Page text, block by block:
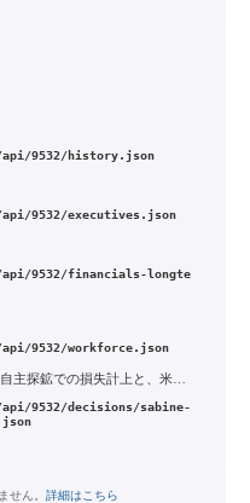
9532/history.json
9532/executives.json
9532/financials-longte
9532/workforce.json
2019年 シェールガス自主探鉱での損失計上と、米サビン・オイル・アンド・ガスの全株取得
9532/decisions/sabine-
せん。 詳細はこちら